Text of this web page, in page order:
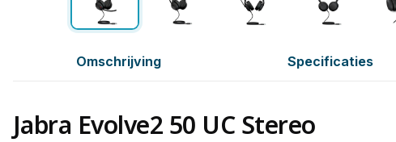
Omschrijving Specificaties
Jabra Evolve2 50 UC Stereo